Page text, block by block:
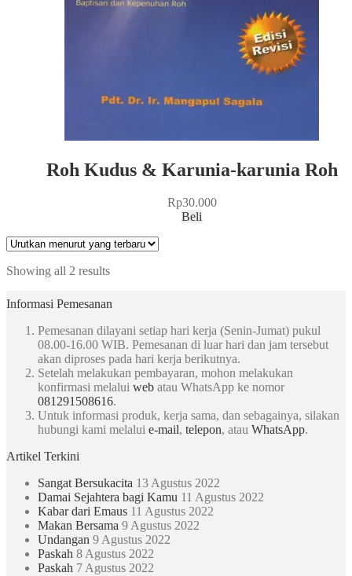
Roh Kudus & Karunia-karunia Roh
Rp30.000
Beli
Showing all 2 results
Informasi Pemesanan
Pemesanan dilayani setiap hari kerja (Senin-Jumat) pukul
08.00-16.00 WIB. Pemesanan di luar hari dan jam tersebut
akan diproses pada hari kerja berikutnya.
Setelah melakukan pembayaran, mohon melakukan
konfirmasi melalui web atau WhatsApp ke nomor
081291508616.
Untuk informasi produk, kerja sama, dan sebagainya, silakan
hubungi kami melalui e-mail, telepon, atau WhatsApp.
Artikel Terkini
Sangat Bersukacita 13 Agustus 2022
Damai Sejahtera bagi Kamu 11 Agustus 2022
Kabar dari Emaus 11 Agustus 2022
Makan Bersama 9 Agustus 2022
Undangan 9 Agustus 2022
Paskah 8 Agustus 2022
Paskah 7 Agustus 2022